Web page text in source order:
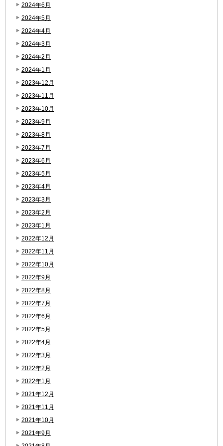
2024年6月
2024年5月
2024年4月
2024年3月
2024年2月
2024年1月
2023年12月
2023年11月
2023年10月
2023年9月
2023年8月
2023年7月
2023年6月
2023年5月
2023年4月
2023年3月
2023年2月
2023年1月
2022年12月
2022年11月
2022年10月
2022年9月
2022年8月
2022年7月
2022年6月
2022年5月
2022年4月
2022年3月
2022年2月
2022年1月
2021年12月
2021年11月
2021年10月
2021年9月